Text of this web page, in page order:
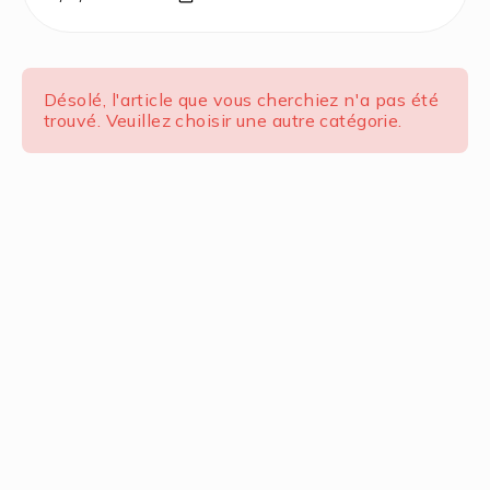
Désolé, l'article que vous cherchiez n'a pas été
trouvé. Veuillez choisir une autre catégorie.